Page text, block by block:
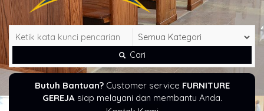
Cari
Butuh Bantuan?Customer service FURNITURE
GEREJAsiap melayani dan membantu Anda.